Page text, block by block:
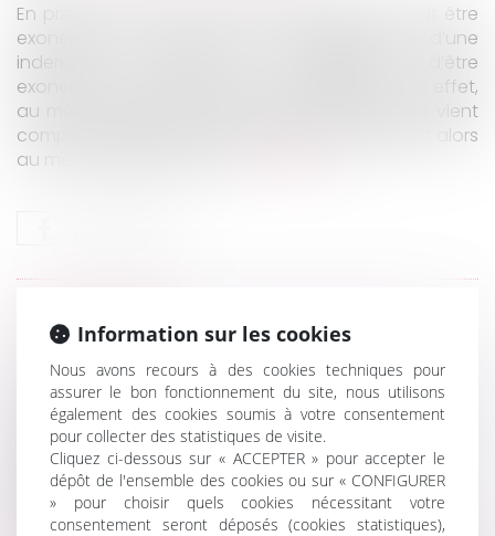
En principe, l’indemnité transactionnelle ne peut être
exonérée que pour sa fraction représentative d’une
indemnité elle-même susceptible d’être
exonérée. L'indemnité transactionnelle obéit, en effet,
au même régime social que l’indemnité qu’elle vient
compléter, les limites d’exonération s’appliquant alors
au montant global versé...
HISTORIQUE
Accord de distribution, reprise de fonds de
commerce et responsabilité délictuelle
Droit des successions
La réception tacite des travaux n’est pas non
équivoque en présence d’une contestation
constante de ceux-ci
Information sur les cookies
Nous avons recours à des cookies techniques pour
assurer le bon fonctionnement du site, nous utilisons
également des cookies soumis à votre consentement
pour collecter des statistiques de visite.
Cliquez ci-dessous sur « ACCEPTER » pour accepter le
dépôt de l'ensemble des cookies ou sur « CONFIGURER
» pour choisir quels cookies nécessitant votre
consentement seront déposés (cookies statistiques),